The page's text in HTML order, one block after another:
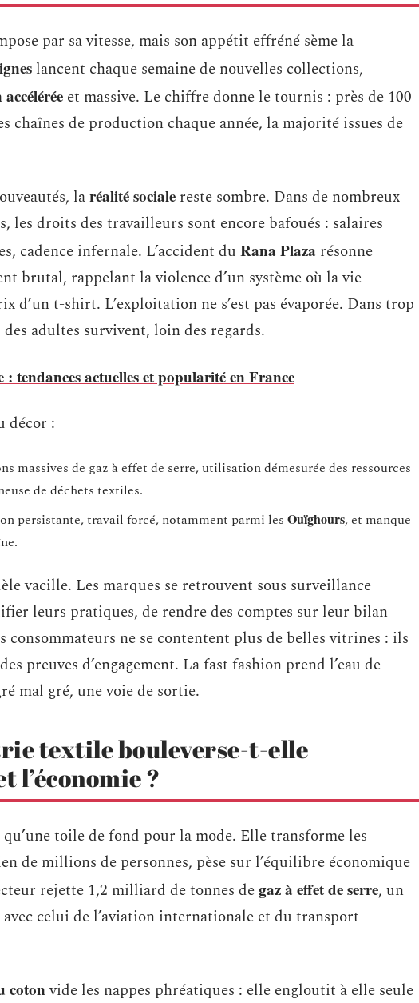
par sa vitesse, mais son appétit effréné sème la
lancent chaque semaine de nouvelles collections,
et massive. Le chiffre donne le tournis : près de 100
chaînes de production chaque année, la majorité issues de
laréalité sociale reste sombre. Dans de nombreux
les droits des travailleurs sont encore bafoués : salaires
cadence infernale. L’accident du Rana Plaza résonne
brutal, rappelant la violence d’un système où la vie
d’un t-shirt. L’exploitation ne s’est pas évaporée. Dans trop
adultes survivent, loin des regards.
tendances actuelles et popularité en France
décor :
massives de gaz à effet de serre, utilisation démesurée des ressources
de déchets textiles.
persistante, travail forcé, notamment parmi les Ouïghours, et manque
vacille. Les marques se retrouvent sous surveillance
leurs pratiques, de rendre des comptes sur leur bilan
consommateurs ne se contentent plus de belles vitrines : ils
preuves d’engagement. La fast fashion prend l’eau de
mal gré, une voie de sortie.
textile bouleverse-t-elle
l’économie ?
qu’une toile de fond pour la mode. Elle transforme les
de millions de personnes, pèse sur l’équilibre économique
rejette 1,2 milliard de tonnes degaz à effet de serre, un
celui de l’aviation internationale et du transport
cotonvide les nappes phréatiques : elle engloutit à elle seule